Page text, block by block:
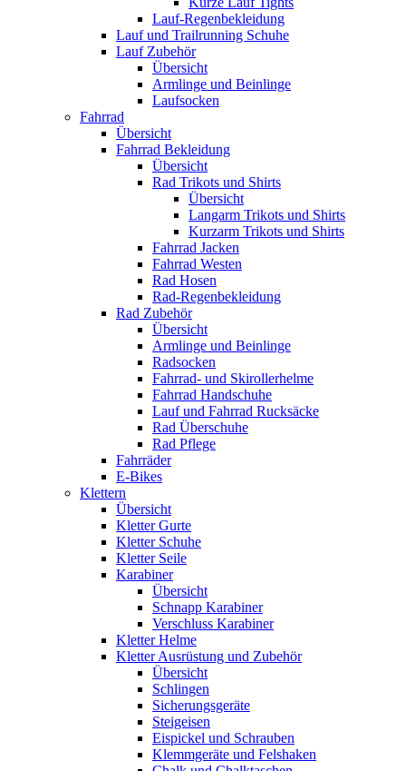
Lauf-Regenbekleidung
Lauf und Trailrunning Schuhe
Lauf Zubehör
Übersicht
Armlinge und Beinlinge
Laufsocken
Fahrrad
Übersicht
Fahrrad Bekleidung
Übersicht
Rad Trikots und Shirts
Übersicht
Langarm Trikots und Shirts
Kurzarm Trikots und Shirts
Fahrrad Jacken
Fahrrad Westen
Rad Hosen
Rad-Regenbekleidung
Rad Zubehör
Übersicht
Armlinge und Beinlinge
Radsocken
Fahrrad- und Skirollerhelme
Fahrrad Handschuhe
Lauf und Fahrrad Rucksäcke
Rad Überschuhe
Rad Pflege
Fahrräder
E-Bikes
Klettern
Übersicht
Kletter Gurte
Kletter Schuhe
Kletter Seile
Karabiner
Übersicht
Schnapp Karabiner
Verschluss Karabiner
Kletter Helme
Kletter Ausrüstung und Zubehör
Übersicht
Schlingen
Sicherungsgeräte
Steigeisen
Eispickel und Schrauben
Klemmgeräte und Felshaken